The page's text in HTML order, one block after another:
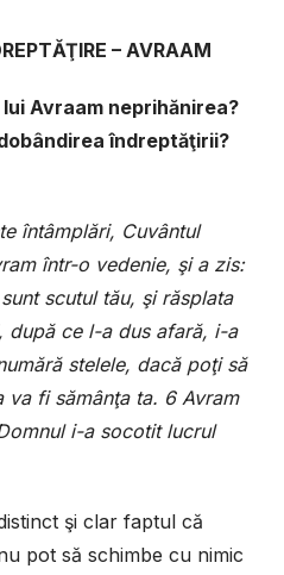
– AVRAAM
Avraam neprihănirea?
îndreptăţirii?
întâmplări, Cuvântul
într-o vedenie, şi a zis:
scutul tău, şi răsplata
după ce l-a dus afară, i-a
stelele, dacă poţi să
va fi sămânţa ta. 6 Avram
i-a socotit lucrul
şi clar faptul că
pot să schimbe cu nimic